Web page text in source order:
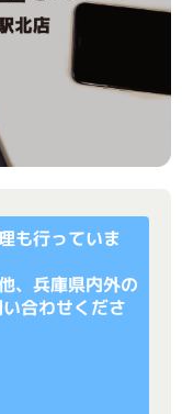
も行っていま
、兵庫県内外の
合わせくださ